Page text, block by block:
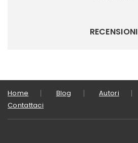
RECENSIONI
Home Blog Autori
Contattaci